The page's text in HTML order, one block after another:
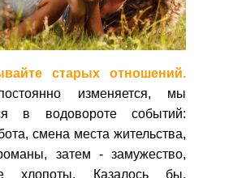
старых отношений.
изменяется, мы
в водовороте событий:
смена места жительства,
затем - замужество,
хлопоты. Казалось бы,